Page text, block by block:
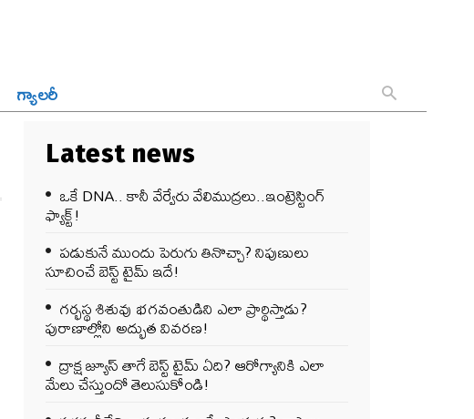
గ్యాలరీ
Latest news
ఒకే DNA.. కానీ వేర్వేరు వేలిముద్రలు..ఇంట్రెస్టింగ్
ఫ్యాక్ట్!
పడుకునే ముందు పెరుగు తినొచ్చా? నిపుణులు
సూచించే బెస్ట్ టైమ్ ఇదే!
గర్భస్థ శిశువు భగవంతుడిని ఎలా ప్రార్థిస్తాడు?
పురాణాల్లోని అద్భుత వివరణ!
ద్రాక్ష జ్యూస్ తాగే బెస్ట్ టైమ్ ఏది? ఆరోగ్యానికి ఎలా
మేలు చేస్తుందో తెలుసుకోండి!